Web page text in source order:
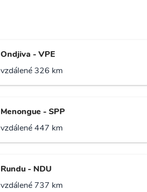
Ondjiva - VPE
vzdálené 326 km
Menongue - SPP
vzdálené 447 km
Rundu - NDU
vzdálené 737 km